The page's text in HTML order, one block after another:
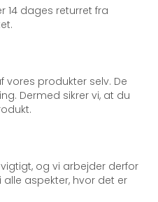
14 dages returret fra
produkter selv. De
Dermed sikrer vi, at du
og vi arbejder derfor
aspekter, hvor det er